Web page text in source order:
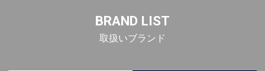
BRAND LIST
取扱いブランド